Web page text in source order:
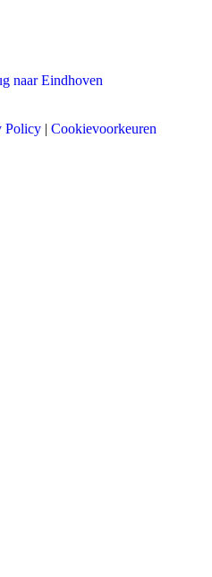
naar Eindhoven
Policy | Cookievoorkeuren